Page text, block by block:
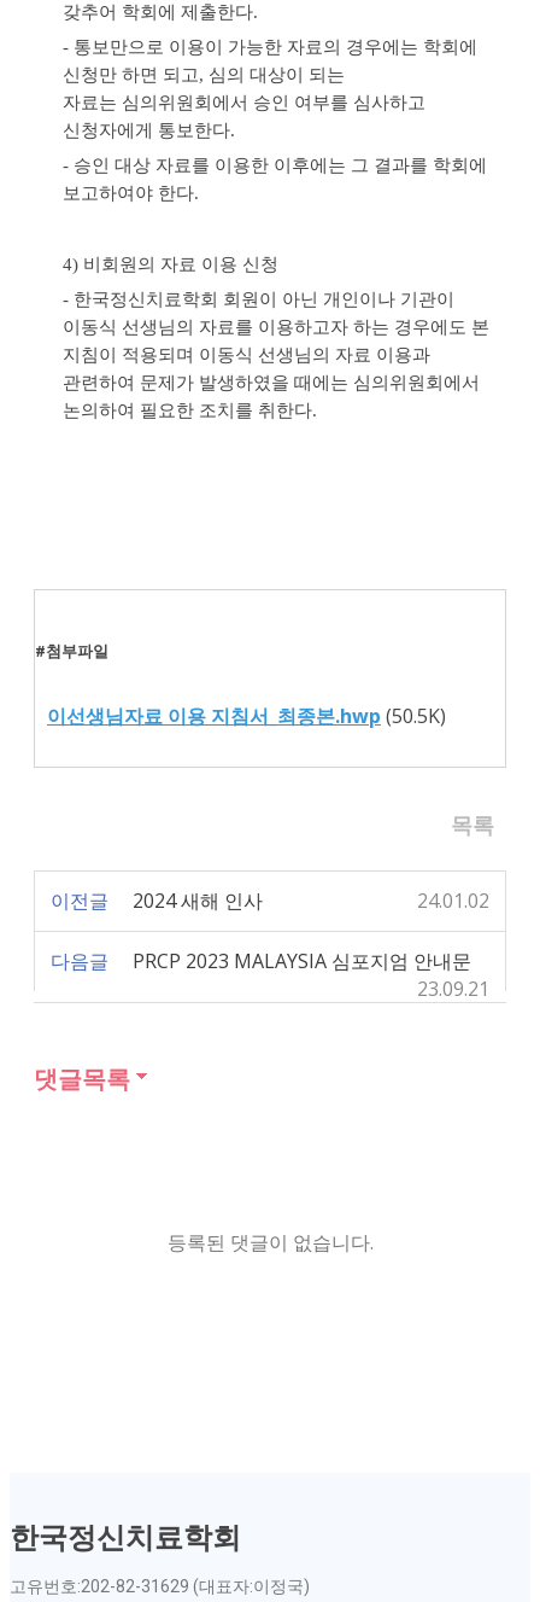
갖추어 학회에 제출한다.
- 통보만으로 이용이 가능한 자료의 경우에는 학회에
신청만 하면 되고, 심의 대상이 되는
자료는 심의위원회에서 승인 여부를 심사하고
신청자에게 통보한다.
- 승인 대상 자료를 이용한 이후에는 그 결과를 학회에
보고하여야 한다.
4) 비회원의 자료 이용 신청
- 한국정신치료학회 회원이 아닌 개인이나 기관이
이동식 선생님의 자료를 이용하고자 하는 경우에도 본
지침이 적용되며 이동식 선생님의 자료 이용과
관련하여 문제가 발생하였을 때에는 심의위원회에서
논의하여 필요한 조치를 취한다.
#첨부파일
이선생님자료 이용 지침서_최종본.hwp (50.5K)
목록
이전글 2024 새해 인사 24.01.02
다음글
PRCP 2023 MALAYSIA 심포지엄 안내문
23.09.21
댓글목록
등록된 댓글이 없습니다.
한국정신치료학회
고유번호:202-82-31629 (대표자:이정국)